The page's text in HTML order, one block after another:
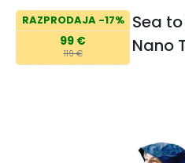
RAZPRODAJA -17%
99 €
119 €
Sea
Nano